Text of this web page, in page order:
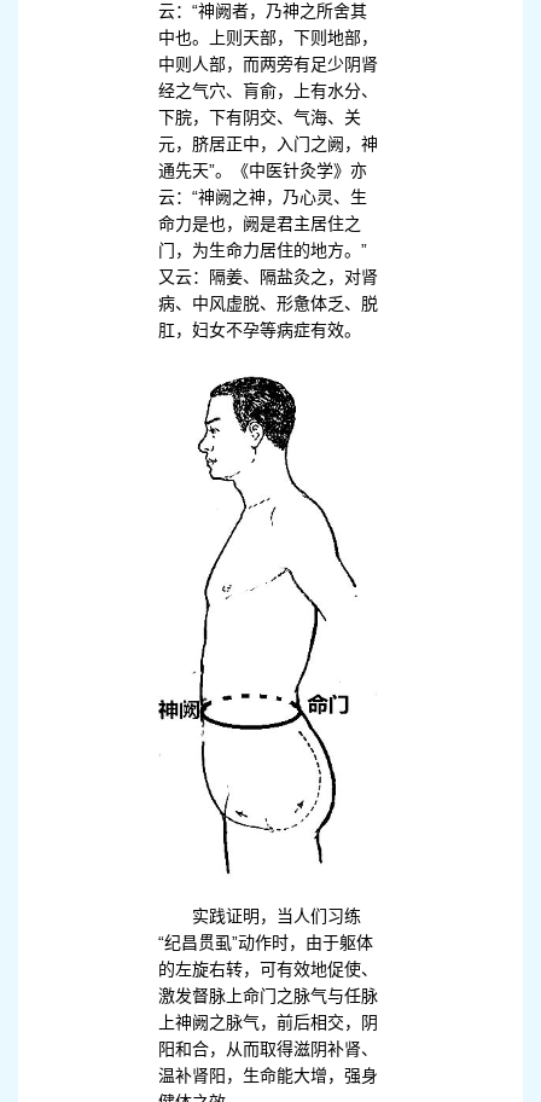
云：“神阙者，乃神之所舍其
中也。上则天部，下则地部，
中则人部，而两旁有足少阴肾
经之气穴、肓俞，上有水分、
下脘，下有阴交、气海、关
元，脐居正中，入门之阙，神
通先天”。《中医针灸学》亦
云：“神阙之神，乃心灵、生
命力是也，阙是君主居住之
门，为生命力居住的地方。”
又云：隔姜、隔盐灸之，对肾
病、中风虚脱、形惫体乏、脱
肛，妇女不孕等病症有效。
实践证明，当人们习练
“纪昌贯虱”动作时，由于躯体
的左旋右转，可有效地促使、
激发督脉上命门之脉气与任脉
上神阙之脉气，前后相交，阴
阳和合，从而取得滋阴补肾、
温补肾阳，生命能大增，强身